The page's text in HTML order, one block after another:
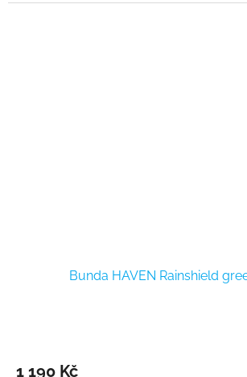
Bunda HAVEN Rainshield
1 190 Kč